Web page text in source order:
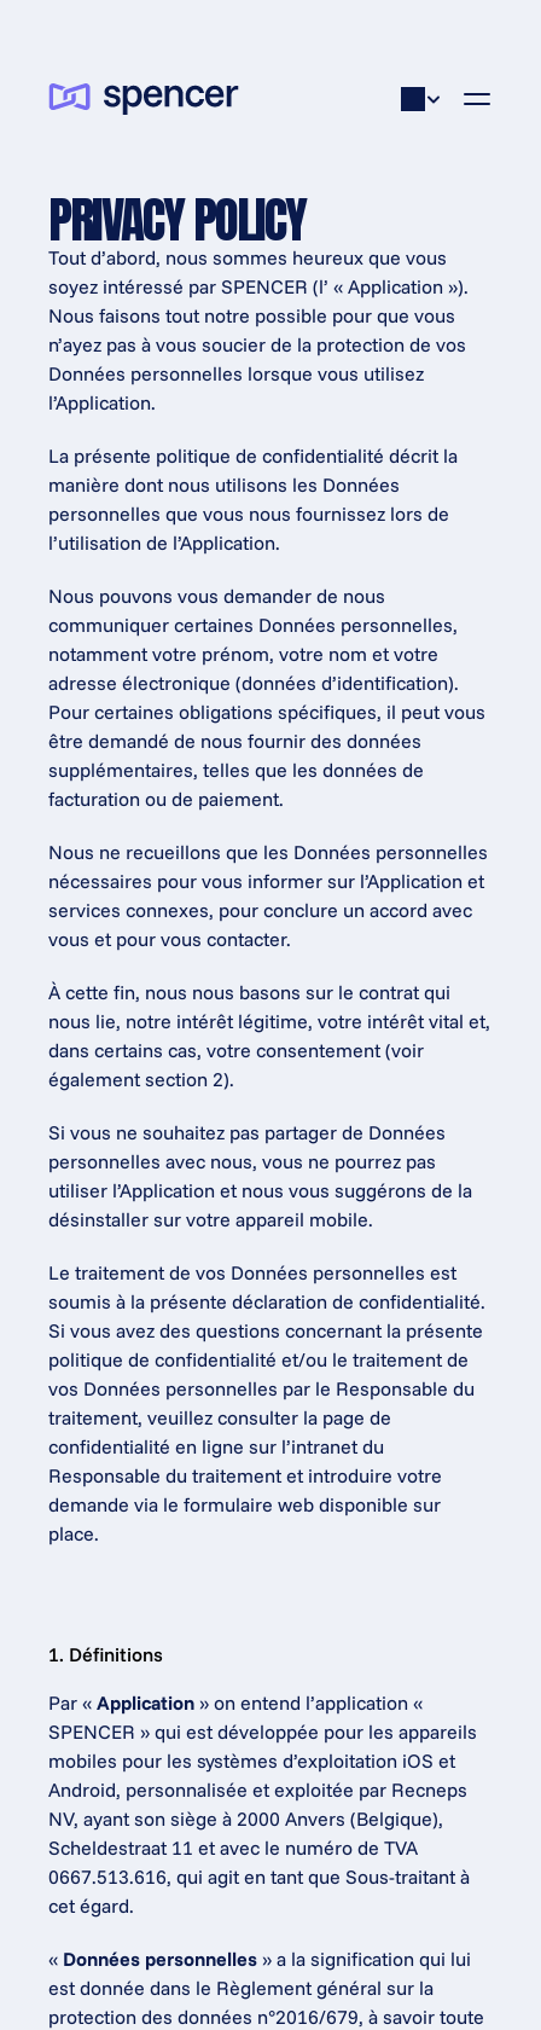
PRIVACY POLICY
Tout d’abord, nous sommes heureux que vous
soyez intéressé par SPENCER (l’ « Application »).
Nous faisons tout notre possible pour que vous
n’ayez pas à vous soucier de la protection de vos
Données personnelles lorsque vous utilisez
l’Application.
La présente politique de confidentialité décrit la
manière dont nous utilisons les Données
personnelles que vous nous fournissez lors de
l’utilisation de l’Application.
Nous pouvons vous demander de nous
communiquer certaines Données personnelles,
notamment votre prénom, votre nom et votre
adresse électronique (données d’identification).
Pour certaines obligations spécifiques, il peut vous
être demandé de nous fournir des données
supplémentaires, telles que les données de
facturation ou de paiement.
Nous ne recueillons que les Données personnelles
nécessaires pour vous informer sur l’Application et
services connexes, pour conclure un accord avec
vous et pour vous contacter.
À cette fin, nous nous basons sur le contrat qui
nous lie, notre intérêt légitime, votre intérêt vital et,
dans certains cas, votre consentement (voir
également section 2).
Si vous ne souhaitez pas partager de Données
personnelles avec nous, vous ne pourrez pas
utiliser l’Application et nous vous suggérons de la
désinstaller sur votre appareil mobile.
Le traitement de vos Données personnelles est
soumis à la présente déclaration de confidentialité.
Si vous avez des questions concernant la présente
politique de confidentialité et/ou le traitement de
vos Données personnelles par le Responsable du
traitement, veuillez consulter la page de
confidentialité en ligne sur l’intranet du
Responsable du traitement et introduire votre
demande via le formulaire web disponible sur
place.
1. Définitions
Par « Application » on entend l’application «
SPENCER » qui est développée pour les appareils
mobiles pour les systèmes d’exploitation iOS et
Android, personnalisée et exploitée par Recneps
NV, ayant son siège à 2000 Anvers (Belgique),
Scheldestraat 11 et avec le numéro de TVA
0667.513.616, qui agit en tant que Sous-traitant à
cet égard.
« Données personnelles » a la signification qui lui
est donnée dans le Règlement général sur la
protection des données n°2016/679, à savoir toute